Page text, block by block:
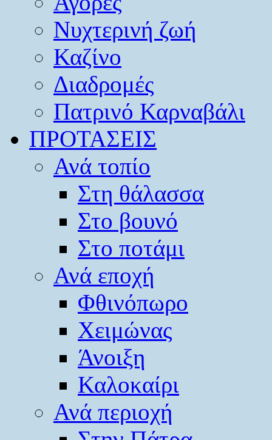
Νυχτερινή ζωή
Καζίνο
Διαδρομές
Πατρινό Καρναβάλι
ΠΡΟΤΑΣΕΙΣ
Ανά τοπίο
Στη θάλασσα
Στο βουνό
Στο ποτάμι
Ανά εποχή
Φθινόπωρο
Χειμώνας
Άνοιξη
Καλοκαίρι
Ανά περιοχή